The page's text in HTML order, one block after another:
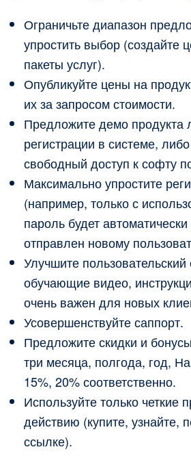
Ограничьте диапазон
упростить выбор (создайте
пакеты услуг).
Опубликуйте цены на
их за запросом стоимости.
Предложите демо продукта
регистрации в системе,
свободный доступ к софту
Максимально упростите
(например, только с
пароль будет
отправлен новому
Улучшите
обучающие видео,
очень важен для новых
Усовершенствуйте саппорт.
Предложите скидки и
три месяца, полгода, год,
15%, 20% соответственно.
Используйте только четкие
действию (купите, узнайте,
ссылке).